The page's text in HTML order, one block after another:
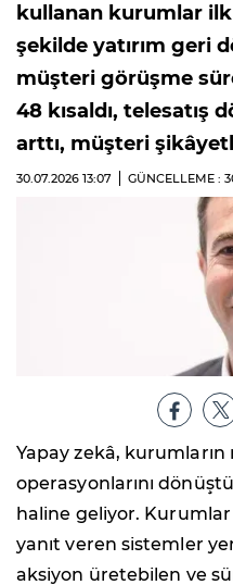
kullanan kurumlar ilk
şekilde yatırım geri
müşteri görüşme
48 kısaldı, telesatış
arttı, müşteri
30.07.2026 13:07 GÜNCELLEME :
Yapay zekâ,
operasyonlarını
haline geliyor. Kurumlar
yanıt veren sistemler
aksiyon üretebilen ve